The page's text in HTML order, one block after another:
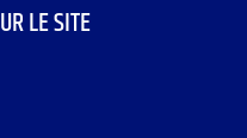
LE SITE